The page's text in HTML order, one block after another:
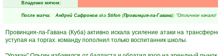
Владение мячом:
После матча: Андрей Сафронов aka Stifon (Провинция-ла-Гавана): "Отличное начало!
Провинция-ла-Гавана (Куба) активно искала усиление атаки на
уступая на торгах. команду пополнил только воспитанник школы.